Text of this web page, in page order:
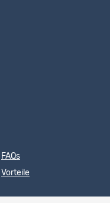
FAQs
Vorteile